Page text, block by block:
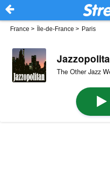
France > Île-de-France > Paris
The Other Jazz